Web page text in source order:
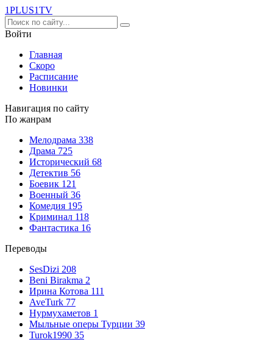
1PLUS1TV
Войти
Главная
Скоро
Расписание
Новинки
Навигация по сайту
По жанрам
Мелодрама 338
Драма 725
Исторический 68
Детектив 56
Боевик 121
Военный 36
Комедия 195
Криминал 118
Фантастика 16
Переводы
SesDizi 208
Beni Birakma 2
Ирина Котова 111
AveTurk 77
Нурмухаметов 1
Мыльные оперы Турции 39
Turok1990 35